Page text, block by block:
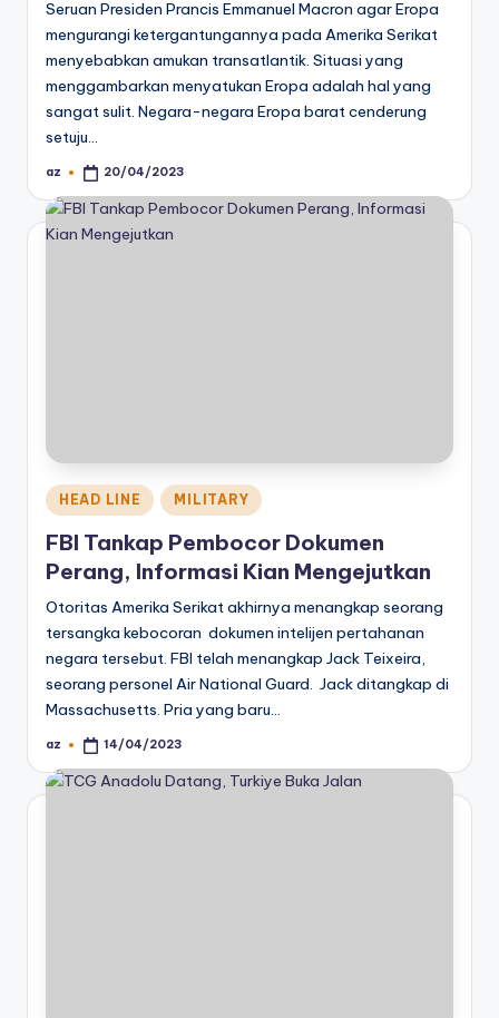
Seruan Presiden Prancis Emmanuel Macron agar Eropa
mengurangi ketergantungannya pada Amerika Serikat
menyebabkan amukan transatlantik. Situasi yang
menggambarkan menyatukan Eropa adalah hal yang
sangat sulit. Negara-negara Eropa barat cenderung
setuju…
Posted
az 20/04/2023
Posted
in
HEAD LINE MILITARY
FBI Tankap Pembocor Dokumen
Perang, Informasi Kian Mengejutkan
Otoritas Amerika Serikat akhirnya menangkap seorang
tersangka kebocoran dokumen intelijen pertahanan
negara tersebut. FBI telah menangkap Jack Teixeira,
seorang personel Air National Guard. Jack ditangkap di
Massachusetts. Pria yang baru…
Posted
az 14/04/2023